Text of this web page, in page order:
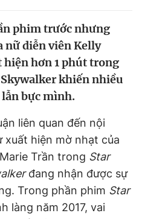
Bạn cần biết
Liên hệ quảng cáo
thoại
phim trước nhưng
nữ diễn viên Kelly
hơn 1 phút trong
khiến nhiều
bực mình.
liên quan đến nội
xuất hiện mờ nhạt của
Trần trong Star
đang nhận được sự
Trong phần phim Star
làng năm 2017, vai